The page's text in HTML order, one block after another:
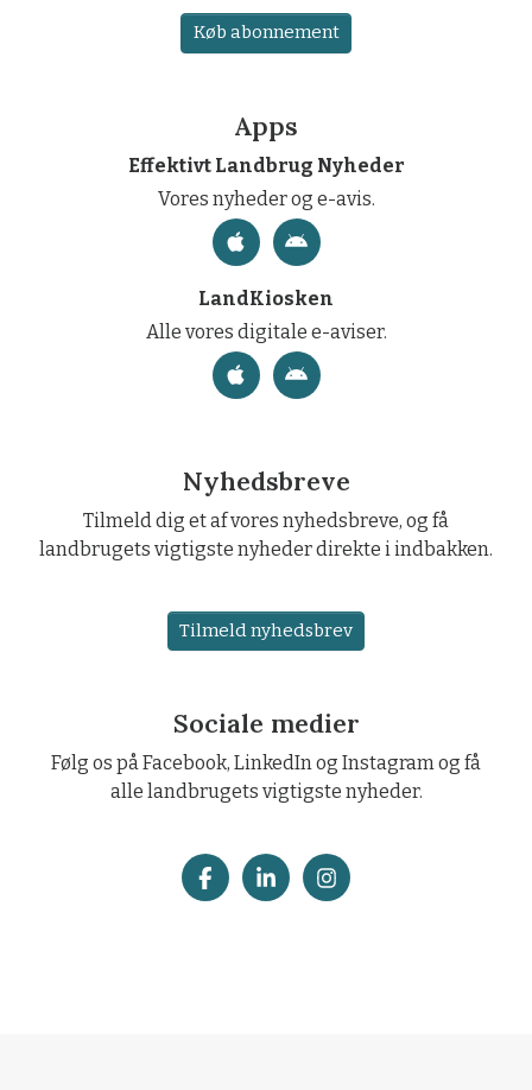
Køb abonnement
Apps
Effektivt Landbrug Nyheder
Vores nyheder og e-avis.
LandKiosken
Alle vores digitale e-aviser.
Nyhedsbreve
Tilmeld dig et af vores nyhedsbreve, og få
landbrugets vigtigste nyheder direkte i indbakken.
Tilmeld nyhedsbrev
Sociale medier
Følg os på Facebook, LinkedIn og Instagram og få
alle landbrugets vigtigste nyheder.